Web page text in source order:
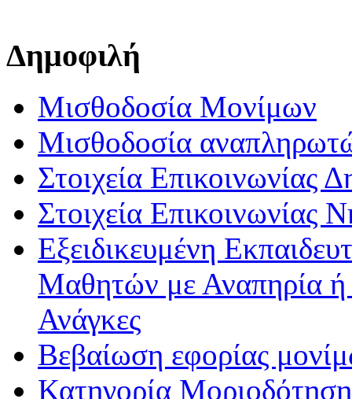
Δημοφιλή
Μισθοδοσία Μονίμων
Μισθοδοσία
Στοιχεία Επικοινωνίας
Στοιχεία Επικοινωνίας
Εξειδικευμένη
Μαθητών με Αναπηρία ή /
Ανάγκες
Βεβαίωση εφορίας
Κατηγορία